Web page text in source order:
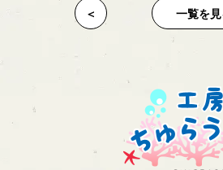
＜ 一覧を見